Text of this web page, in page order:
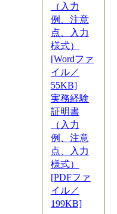
（入力
例、注意
点、入力
様式）
[Wordファ
イル／
55KB]
実務経験
証明書
（入力
例、注意
点、入力
様式）
[PDFファ
イル／
199KB]